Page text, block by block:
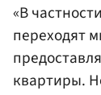
«В
переходят
квартиры.